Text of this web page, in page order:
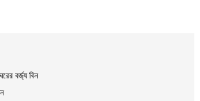
বর্জ্য বিন